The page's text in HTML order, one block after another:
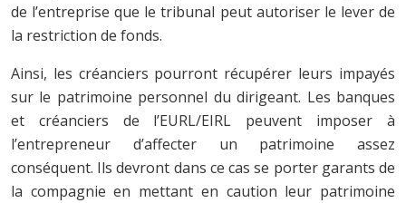
de l’entreprise que le tribunal peut autoriser le lever de
la restriction de fonds.
Ainsi, les créanciers pourront récupérer leurs impayés
sur le patrimoine personnel du dirigeant. Les banques
et créanciers de l’EURL/EIRL peuvent imposer à
l’entrepreneur d’affecter un patrimoine assez
conséquent. Ils devront dans ce cas se porter garants de
la compagnie en mettant en caution leur patrimoine